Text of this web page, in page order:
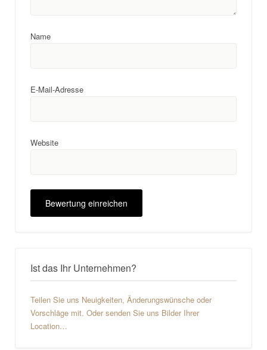
Name
E-Mail-Adresse
Website
Ist das Ihr Unternehmen?
Teilen Sie uns Neuigkeiten, Änderungswünsche oder
Vorschläge mit. Oder senden Sie uns Bilder Ihrer
Location…